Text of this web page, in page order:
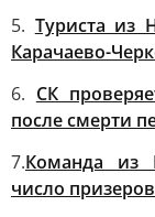
5. Туриста из
Карачаево-
6. СК
после смерти
7.Команда из
число